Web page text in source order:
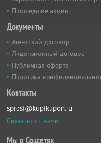
Прошедшие акции
Документы
Агентский договор
Лицензионный договор
Публичная оферта
Политика
Контакты
sprosi@kupikupon.ru
Связаться с нами
Мы в Соцсетях